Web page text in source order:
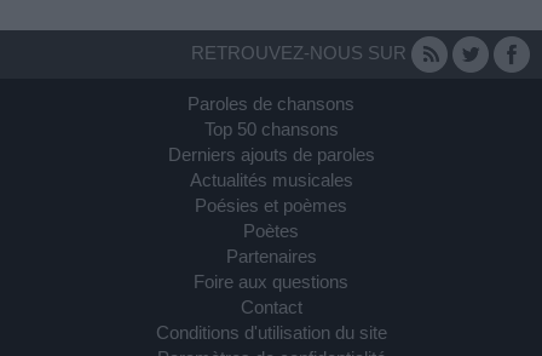
RETROUVEZ-NOUS SUR
Paroles de chansons
Top 50 chansons
Derniers ajouts de paroles
Actualités musicales
Poésies et poèmes
Poètes
Partenaires
Foire aux questions
Contact
Conditions d'utilisation du site